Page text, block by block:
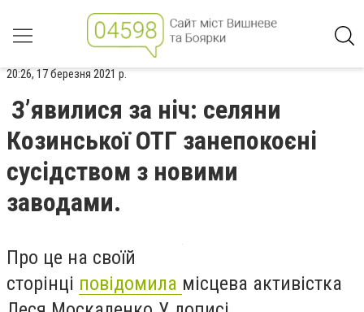
20:26, 17 березня 2021 р.
З’явилися за ніч: селяни
Козинської ОТГ занепокоєні
сусідством з новими
заводами.
Про це на своїй
сторінці повідомила місцева активістка